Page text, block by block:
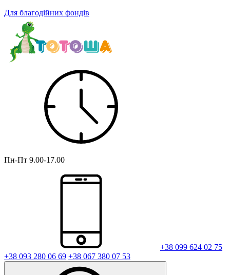
Для благодійних фондів
Пн-Пт 9.00-17.00
+38 099 624 02 75
+38 093 280 06 69 +38 067 380 07 53